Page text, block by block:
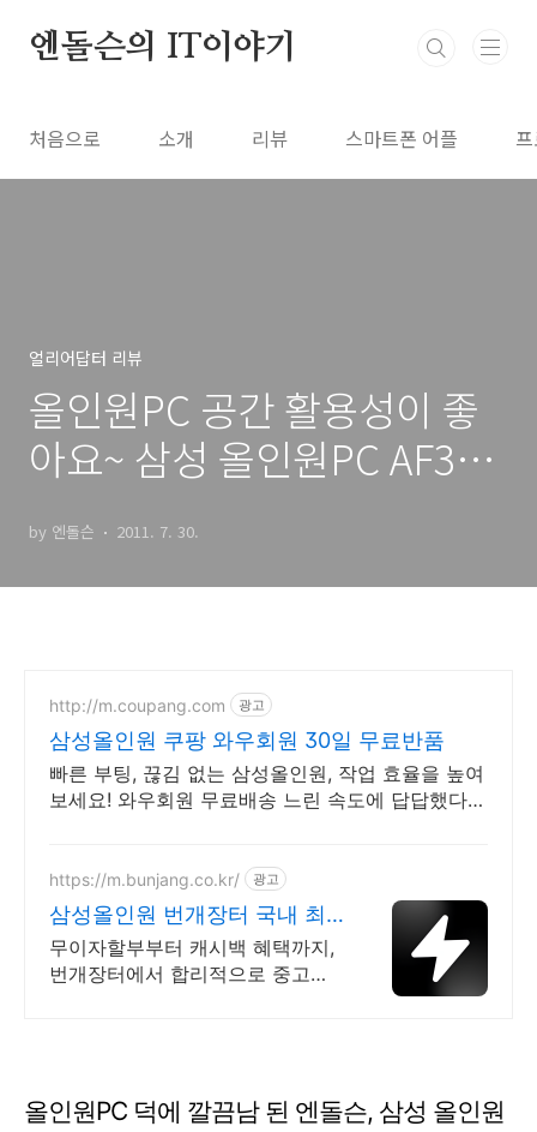
엔돌슨의 IT이야기
처음으로 소개 리뷰 스마트폰 어플
얼리어답터 리뷰
올인원PC 공간 활용성이 좋
아요~ 삼성 올인원PC AF310
by 엔돌슨 2011. 7. 30.
http://m.coupang.com 광고
삼성올인원 쿠팡 와우회원 30일 무료반품
빠른 부팅, 끊김 없는 삼성올인원, 작업 효율을 높여
보세요! 와우회원 무료배송 느린 속도에 답답했다
https://m.bunjang.co.kr/ 광고
삼성올인원 번개장터 국내 최
대 브랜드 중고거래
무이자할부부터 캐시백 혜택까지,
번개장터에서 합리적으로 중고거
올인원PC 덕에 깔끔남 된 엔돌슨, 삼성 올인원